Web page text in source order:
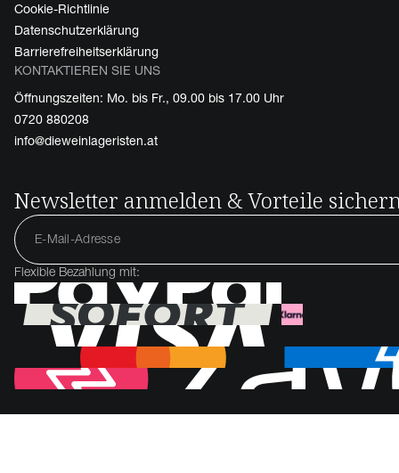
Cookie-Richtlinie
Datenschutzerklärung
Barrierefreiheitserklärung
KONTAKTIEREN SIE UNS
Öffnungszeiten: Mo. bis Fr., 09.00 bis 17.00 Uhr
0720 880208
info@dieweinlageristen.at
Newsletter anmelden & Vorteile
Flexible Bezahlung mit: